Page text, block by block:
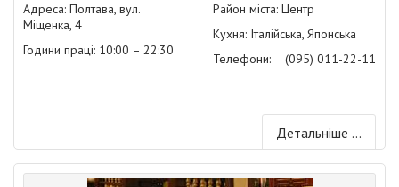
Адреса: Полтава, вул.
Міщенка, 4
Години праці: 10:00 – 22:30
Район міста: Центр
Кухня: Італійська, Японська
Телефони:
(095) 011-22-11
Детальніше ...